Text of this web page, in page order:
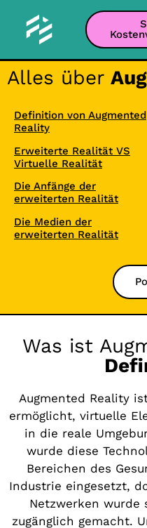
Alles über
Definition von Augmented
Reality
Erweiterte Realität VS
Virtuelle Realität
Die Anfänge der
erweiterten Realität
Die Medien der
erweiterten Realität
Was ist
Augmented Reality
ermöglicht, virtuelle
in die reale
wurde diese
Bereichen des
Industrie eingesetzt,
Netzwerken wurde
zugänglich gemacht.